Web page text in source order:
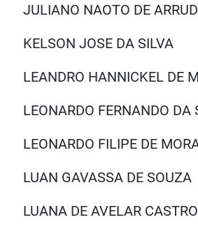
JULIANO NAOTO DE
KELSON JOSE DA
LEANDRO HANNICKEL
LEONARDO
LEONARDO FILIPE DE
LUAN GAVASSA DE
LUANA DE AVELAR